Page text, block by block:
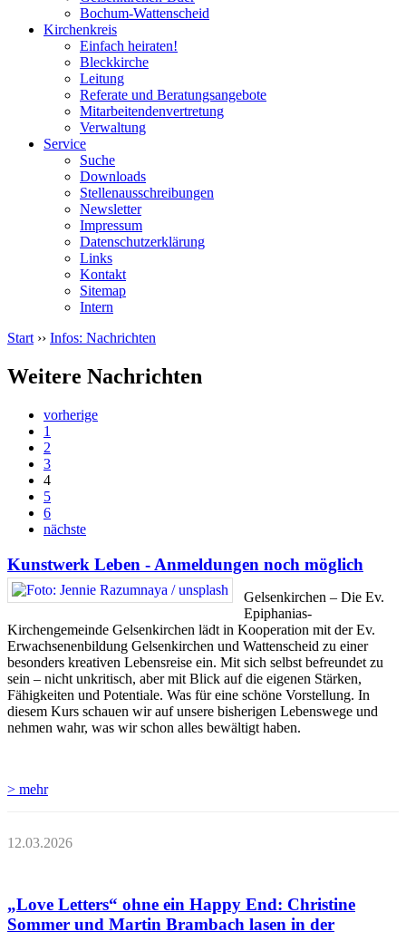
Bochum-Wattenscheid
Kirchenkreis
Einfach heiraten!
Bleckkirche
Leitung
Referate und Beratungsangebote
Mitarbeitendenvertretung
Verwaltung
Service
Suche
Downloads
Stellenausschreibungen
Newsletter
Impressum
Datenschutzerklärung
Links
Kontakt
Sitemap
Intern
Start ›› Infos: Nachrichten
Weitere Nachrichten
vorherige
1
2
3
4
5
6
nächste
Kunstwerk Leben - Anmeldungen noch möglich
Gelsenkirchen – Die Ev.
Epiphanias-
Kirchengemeinde Gelsenkirchen lädt in Kooperation mit der Ev.
Erwachsenenbildung Gelsenkirchen und Wattenscheid zu einer
besonders kreativen Lebensreise ein. Mit sich selbst befreundet zu
sein – nicht unkritisch, aber mit Blick auf die eigenen Stärken,
Fähigkeiten und Potentiale. Was für eine schöne Vorstellung. In
diesem Kurs schauen wir auf unsere bisherigen Lebenswege und
nehmen wahr, was wir schon alles bewältigt haben.
> mehr
12.03.2026
„Love Letters“ ohne ein Happy End: Christine
Sommer und Martin Brambach lasen in der